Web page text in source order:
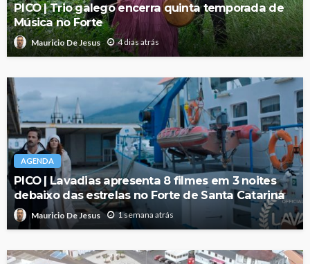
PICO | Trio galego encerra quinta temporada de
Música no Forte
Mauricio De Jesus 4 dias atrás
AGENDA
PICO | Lavadias apresenta 8 filmes em 3 noites
debaixo das estrelas no Forte de Santa Catarina
Mauricio De Jesus 1 semana atrás